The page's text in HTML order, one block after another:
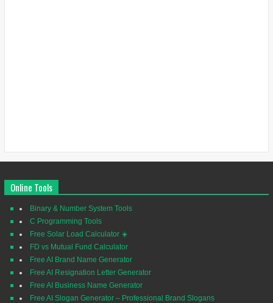
Online Tools
Binary & Number System Tools
C Programming Tools
Free Solar Load Calculator ☀️
FD vs Mutual Fund Calculator
Free AI Brand Name Generator
Free AI Resignation Letter Generator
Free AI Business Name Generator
Free AI Slogan Generator – Professional Brand Slogans